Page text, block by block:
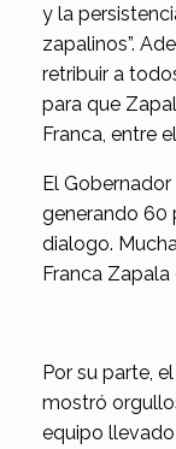
y la
zapalinos”.
retribuir a
para que
Franca, entre
El
generando 60
dialogo.
Franca Zapala
Por su parte,
mostró
equipo